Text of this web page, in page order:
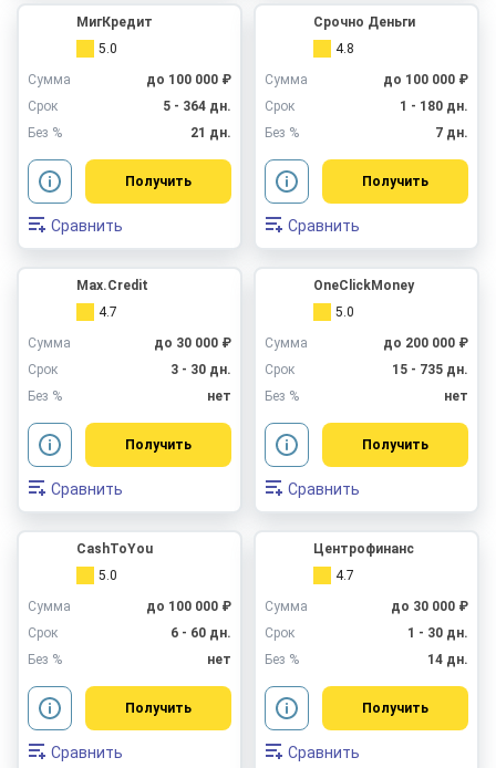
МигКредит
5.0
Сумма
до 100 000 ₽
Срок
5 - 364 дн.
Без %
21 дн.
Получить
Сравнить
Срочно Деньги
4.8
Сумма
до 100 000 ₽
Срок
1 - 180 дн.
Без %
7 дн.
Получить
Сравнить
Max.Credit
4.7
Сумма
до 30 000 ₽
Срок
3 - 30 дн.
Без %
нет
Получить
Сравнить
OneClickMoney
5.0
Сумма
до 200 000 ₽
Срок
15 - 735 дн.
Без %
нет
Получить
Сравнить
CashToYou
5.0
Сумма
до 100 000 ₽
Срок
6 - 60 дн.
Без %
нет
Получить
Сравнить
Центрофинанс
4.7
Сумма
до 30 000 ₽
Срок
1 - 30 дн.
Без %
14 дн.
Получить
Сравнить